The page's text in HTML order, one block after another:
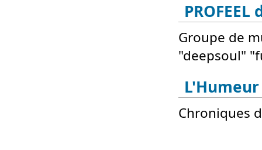
Groupe de
"deepsoul"
Chroniques